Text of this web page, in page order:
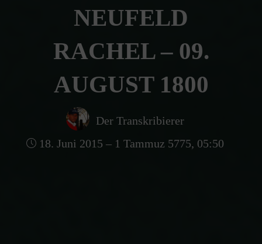
NEUFELD
RACHEL – 09.
AUGUST 1800
Der Transkribierer
18. Juni 2015 – 1 Tammuz 5775, 05:50